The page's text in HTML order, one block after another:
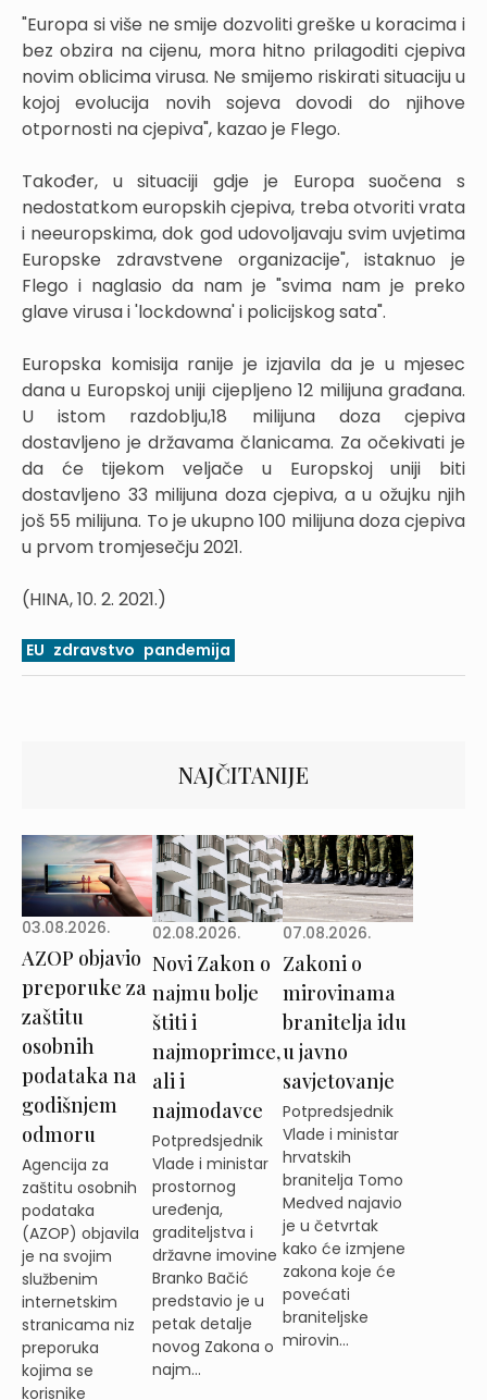
"Europa si više ne smije dozvoliti greške u koracima i
bez obzira na cijenu, mora hitno prilagoditi cjepiva
novim oblicima virusa. Ne smijemo riskirati situaciju u
kojoj evolucija novih sojeva dovodi do njihove
otpornosti na cjepiva", kazao je Flego.
Također, u situaciji gdje je Europa suočena s
nedostatkom europskih cjepiva, treba otvoriti vrata
i neeuropskima, dok god udovoljavaju svim uvjetima
Europske zdravstvene organizacije", istaknuo je
Flego i naglasio da nam je "svima nam je preko
glave virusa i 'lockdowna' i policijskog sata".
Europska komisija ranije je izjavila da je u mjesec
dana u Europskoj uniji cijepljeno 12 milijuna građana.
U istom razdoblju,18 milijuna doza cjepiva
dostavljeno je državama članicama. Za očekivati je
da će tijekom veljače u Europskoj uniji biti
dostavljeno 33 milijuna doza cjepiva, a u ožujku njih
još 55 milijuna. To je ukupno 100 milijuna doza cjepiva
u prvom tromjesečju 2021.
(HINA, 10. 2. 2021.)
EU zdravstvo pandemija
NAJČITANIJE
03.08.2026.
AZOP objavio
preporuke za
zaštitu
osobnih
podataka na
godišnjem
odmoru
Agencija za
zaštitu osobnih
podataka
(AZOP) objavila
je na svojim
službenim
internetskim
stranicama niz
preporuka
kojima se
korisnike
02.08.2026.
Novi Zakon o
najmu bolje
štiti i
najmoprimce,
ali i
najmodavce
Potpredsjednik
Vlade i ministar
prostornog
uređenja,
graditeljstva i
državne imovine
Branko Bačić
predstavio je u
petak detalje
novog Zakona o
najm...
07.08.2026.
Zakoni o
mirovinama
branitelja idu
u javno
savjetovanje
Potpredsjednik
Vlade i ministar
hrvatskih
branitelja Tomo
Medved najavio
je u četvrtak
kako će izmjene
zakona koje će
povećati
braniteljske
mirovin...